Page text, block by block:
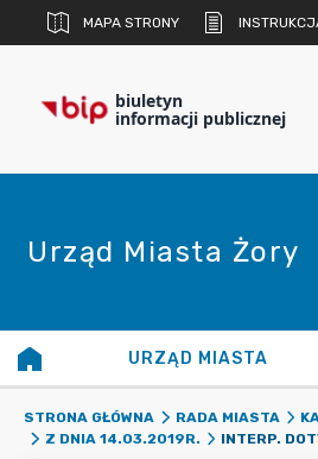
MAPA STRONY
biuletyn
informacji publicznej
Urząd Miasta Żory
URZĄD MIASTA
STRONA GŁÓWNA RADA MIASTA
Z DNIA 14.03.2019R.